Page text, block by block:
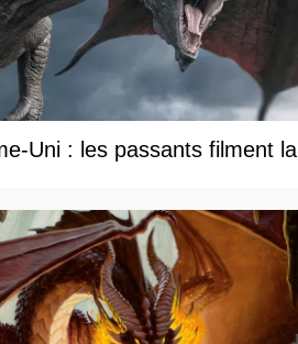
Uni : les passants filment la